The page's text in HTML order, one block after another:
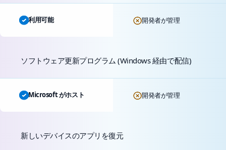
利用可能 開発者が管理
ソフトウェア更新プログラム (Windows 経由で配信)
Microsoft がホスト 開発者が管理
新しいデバイスのアプリを復元